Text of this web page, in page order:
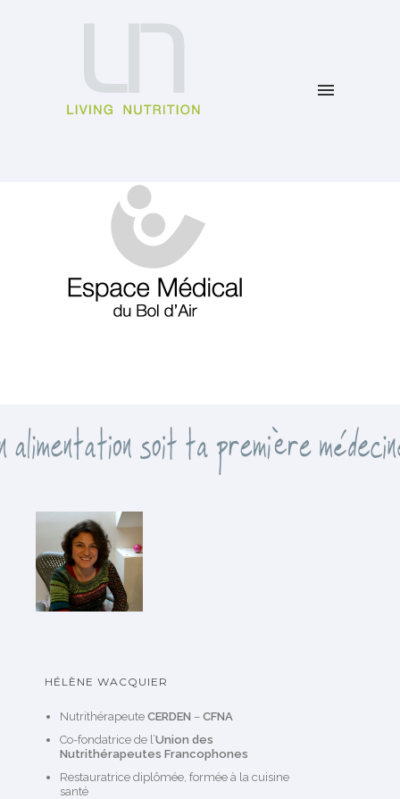
HÉLÈNE WACQUIER
Nutrithérapeute CERDEN – CFNA
Co-fondatrice de l’Union des
Nutrithérapeutes Francophones
Restauratrice diplômée, formée à la cuisine
santé